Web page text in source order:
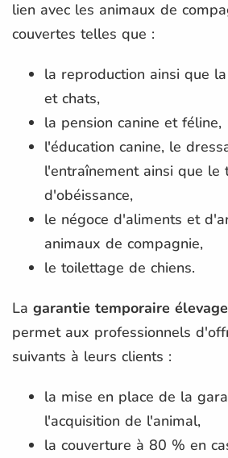
lien avec les animaux de
couvertes telles que :
la reproduction ainsi que
et chats,
la pension canine et féline,
l'éducation canine, le
l'entraînement ainsi que le
d'obéissance,
le négoce d'aliments et
animaux de compagnie,
le toilettage de chiens.
La garantie temporaire
permet aux professionnels
suivants à leurs clients :
la mise en place de la
l'acquisition de l'animal,
la couverture à 80 % en